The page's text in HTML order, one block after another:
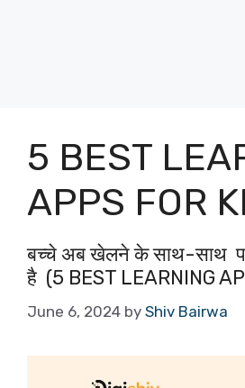
5 BEST
APPS FOR
बच्चे अब खेलने के साथ-साथ
है (5 BEST LEARNING
June 6, 2024 by Shiv Bairwa